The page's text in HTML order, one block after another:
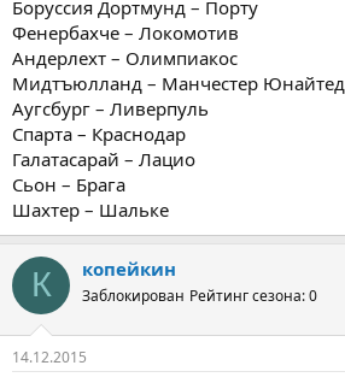
Боруссия Дортмунд – Порту
Фенербахче – Локомотив
Андерлехт – Олимпиакос
Мидтъюлланд – Манчестер Юнайтед
Аугсбург – Ливерпуль
Спарта – Краснодар
Галатасарай – Лацио
Сьон – Брага
Шахтер – Шальке
К копейкин
Заблокирован Рейтинг сезона: 0
14.12.2015